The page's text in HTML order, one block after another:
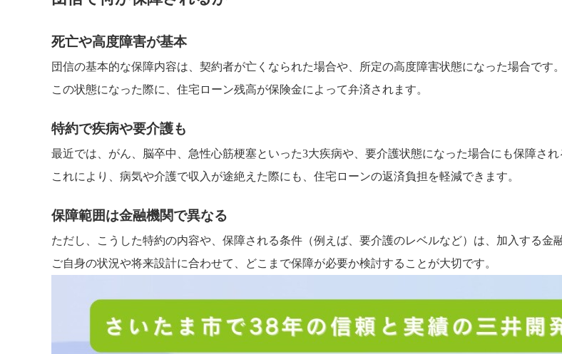
死亡や高度障害が基本
団信の基本的な保障内容は、契約者が亡くなられた場合や、所定の高度障害状態になった場合です。
この状態になった際に、住宅ローン残高が保険金によって弁済されます。
特約で疾病や要介護も
最近では、がん、脳卒中、急性心筋梗塞といった3大疾病や、要介護状態になった場合にも保障さ
これにより、病気や介護で収入が途絶えた際にも、住宅ローンの返済負担を軽減できます。
保障範囲は金融機関で異なる
ただし、こうした特約の内容や、保障される条件（例えば、要介護のレベルなど）は、加入する金
ご自身の状況や将来設計に合わせて、どこまで保障が必要か検討することが大切です。